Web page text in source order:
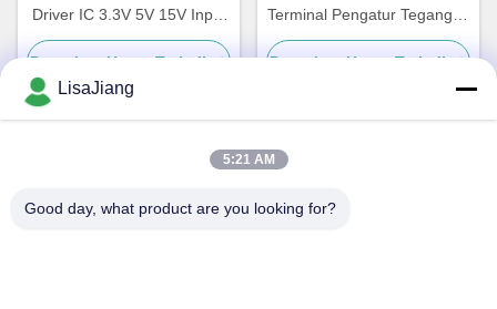
Driver IC 3.3V 5V 15V Input
Logic Kompatibel Dibangun
dalam Waktu Mati
Dapatkan Harga Terbaik
Terminal Pengatur Tegangan
Untuk Perkakas Rumah
Dapatkan Harga Terbaik
LisaJiang
5:21 AM
Good day, what product are you looking for?